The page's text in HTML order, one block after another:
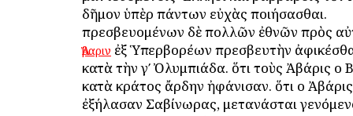
δῆμον ὑπὲρ πάντων εὐχὰς ποιήσασθαι.
πρεσβευομένων δὲ πολλῶν ἐθνῶν πρὸς
Ἄβαριν ἐξ Ὑπερβορέων πρεσβευτὴν
κατὰ τὴν γʹ Ὀλυμπιάδα. ὅτι τοὺς Ἀβάρις οἱ
κατὰ κράτος ἄρδην ἠφάνισαν. ὅτι οἱ
ἐξήλασαν Σαβίνωρας, μετανάσται